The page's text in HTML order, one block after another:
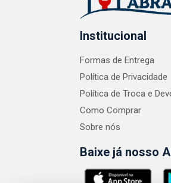
Institucional
Formas de Entrega
Política de Privacidade
Política de Troca e
Como Comprar
Sobre nós
Baixe já nosso